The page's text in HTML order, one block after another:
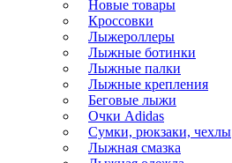
Новые товары
Кроссовки
Лыжероллеры
Лыжные ботинки
Лыжные палки
Лыжные крепления
Беговые лыжи
Очки Adidas
Сумки, рюкзаки, чехлы
Лыжная смазка